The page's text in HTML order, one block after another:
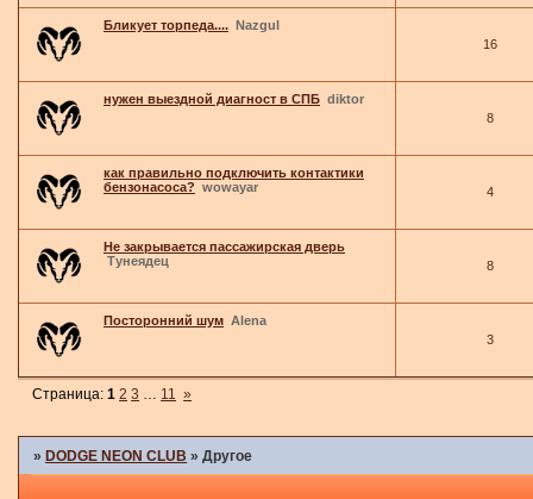
Бликует торпеда.... Nazgul
16
нужен выездной диагност в СПБ diktor
8
как правильно подключить контактики
бензонасоса? wowayar 4
Не закрывается пассажирская дверь
Тунеядец
8
Посторонний шум Alena
3
Страница:1 2 3 11 »
» DODGE NEON CLUB »Другое